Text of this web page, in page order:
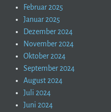
Februar 2025
Januar 2025
Dezember 2024
November 2024
Oktober 2024
September 2024
August 2024
Juli 2024
Juni 2024